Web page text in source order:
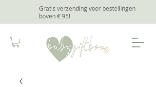
Gratis verzending voor bestellingen
boven € 95!